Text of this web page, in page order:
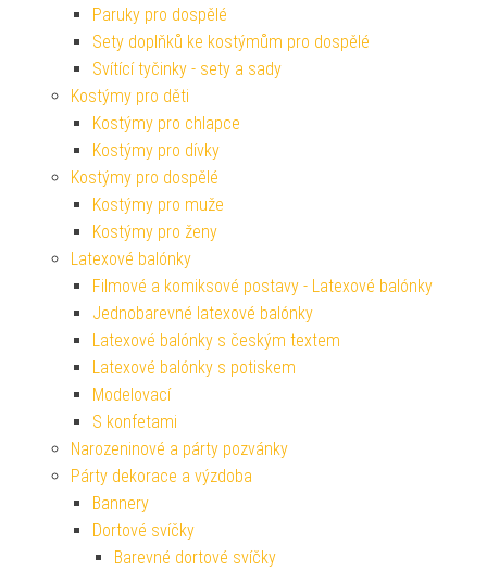
Paruky pro dospělé
Sety doplňků ke kostýmům pro dospělé
Svítící tyčinky - sety a sady
Kostýmy pro děti
Kostýmy pro chlapce
Kostýmy pro dívky
Kostýmy pro dospělé
Kostýmy pro muže
Kostýmy pro ženy
Latexové balónky
Filmové a komiksové postavy - Latexové balónky
Jednobarevné latexové balónky
Latexové balónky s českým textem
Latexové balónky s potiskem
Modelovací
S konfetami
Narozeninové a párty pozvánky
Párty dekorace a výzdoba
Bannery
Dortové svíčky
Barevné dortové svíčky